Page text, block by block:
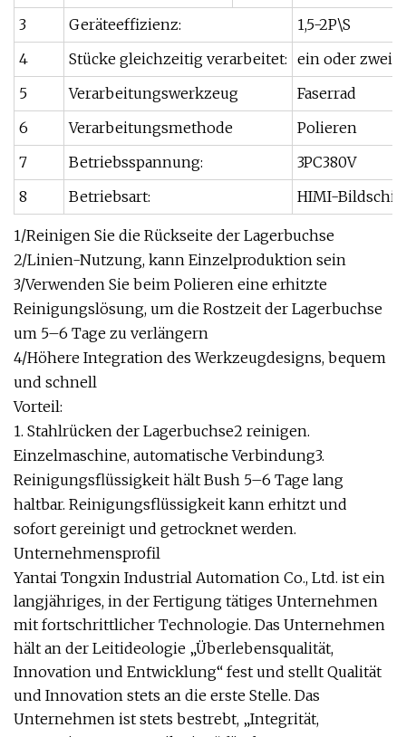
3
Geräteeffizienz:
1,5-2P\S
4
Stücke gleichzeitig verarbeitet: ein oder zwei
5
Verarbeitungswerkzeug
Faserrad
6
Verarbeitungsmethode
Polieren
7
Betriebsspannung:
3PC380V
8
Betriebsart: HIMI-
1/Reinigen Sie die Rückseite der Lagerbuchse
2/Linien-Nutzung, kann Einzelproduktion sein
3/Verwenden Sie beim Polieren eine erhitzte
Reinigungslösung, um die Rostzeit der Lagerbuchse
um 5–6 Tage zu verlängern
4/Höhere Integration des Werkzeugdesigns, bequem
und schnell
Vorteil:
1. Stahlrücken der Lagerbuchse2 reinigen.
Einzelmaschine, automatische Verbindung3.
Reinigungsflüssigkeit hält Bush 5–6 Tage lang
haltbar. Reinigungsflüssigkeit kann erhitzt und
sofort gereinigt und getrocknet werden.
Unternehmensprofil
Yantai Tongxin Industrial Automation Co., Ltd. ist ein
langjähriges, in der Fertigung tätiges Unternehmen
mit fortschrittlicher Technologie. Das Unternehmen
hält an der Leitideologie „Überlebensqualität,
Innovation und Entwicklung“ fest und stellt Qualität
und Innovation stets an die erste Stelle. Das
Unternehmen ist stets bestrebt, „Integrität,